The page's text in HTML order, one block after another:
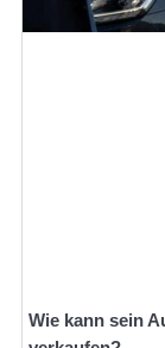
Wie kann sein